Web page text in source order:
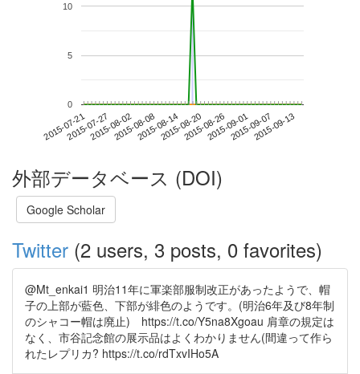
2015-07-212015-07-272015-08-022015-08-082015-08-142015-08-202015-08-262015-09-012015-09-072015-09-13
0
5
10
外部データベース (DOI)
Google Scholar
Twitter (2 users, 3 posts, 0 favorites)
@Mt_enkai1 明治11年に軍楽部服制改正があったようで、帽
子の上部が藍色、下部が緋色のようです。(明治6年及び8年制
のシャコー帽は廃止) https://t.co/Y5na8Xgoau 肩章の規定は
なく、市谷記念館の展示品はよくわかりません(間違って作ら
れたレプリカ? https://t.co/rdTxvIHo5A